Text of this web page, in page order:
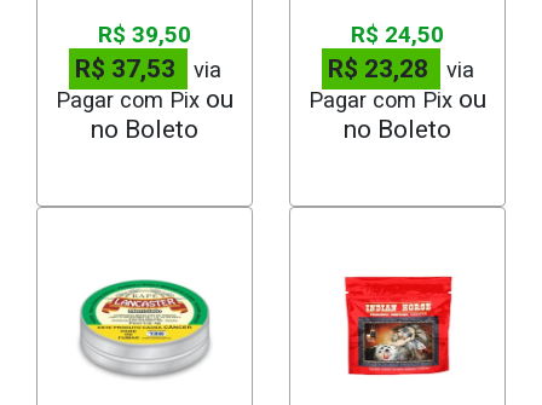
R$ 39,50
R$ 37,53
via
Pagar com Pix
R$ 24,50
R$ 23,28
via
Pagar com Pix